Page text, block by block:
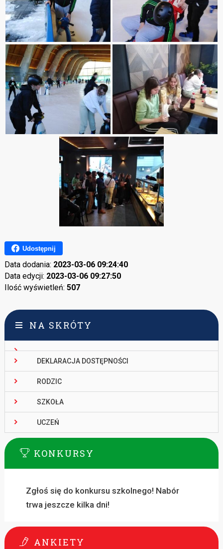
Udostępnij
Data dodania: 2023-03-06 09:24:40
Data edycji: 2023-03-06 09:27:50
Ilość wyświetleń: 507
NA SKRÓTY
DEKLARACJA DOSTĘPNOŚCI
RODZIC
SZKOŁA
UCZEŃ
KONKURSY
Zgłoś się do konkursu szkolnego! Nabór
trwa jeszcze kilka dni!
ANKIETY